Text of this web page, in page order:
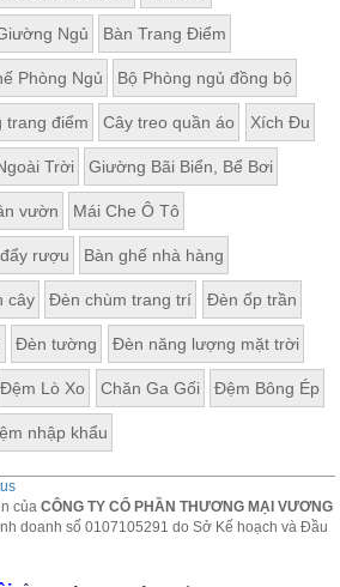
Ngủ Bàn Trang Điểm
Phòng Ngủ Bộ Phòng ngủ đồng bộ
trang điểm Cây treo quần áo Xích Đu
Trời Giường Bãi Biển, Bể Bơi
vườn Mái Che Ô Tô
rượu Bàn ghế nhà hàng
cây Đèn chùm trang trí Đèn ốp trần
Đèn tường Đèn năng lượng mặt trời
Đệm Lò Xo Chăn Ga Gối Đệm Bông Ép
nhập khẩu
củaCÔNG TY CỔ PHẦN THƯƠNG MẠI VƯƠNG
doanh số 0107105291 do Sở Kế hoạch và Đầu